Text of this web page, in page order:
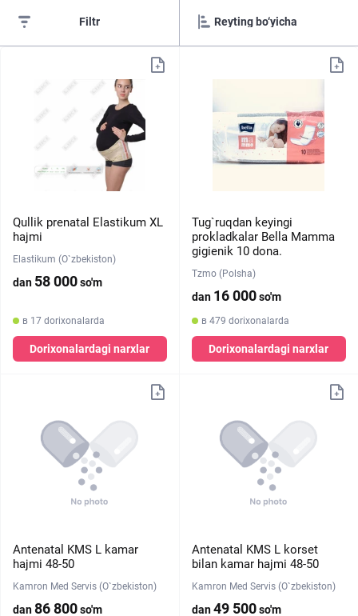
Filtr
Qullik prenatal Elastikum XL
hajmi
Elastikum (O`zbekiston)
dan 58 000so'm
в 17 dorixonalarda
Dorixonalardagi narxlar
Tug`ruqdan keyingi
prokladkalar Bella Mamma
gigienik 10 dona.
Tzmo (Polsha)
dan 16 000so'm
в 479 dorixonalarda
Dorixonalardagi narxlar
Antenatal KMS L kamar
hajmi 48-50
Kamron Med Servis (O`zbekiston)
dan86 800so'm
Antenatal KMS L korset
bilan kamar hajmi 48-50
Kamron Med Servis (O`zbekiston)
dan49 500so'm